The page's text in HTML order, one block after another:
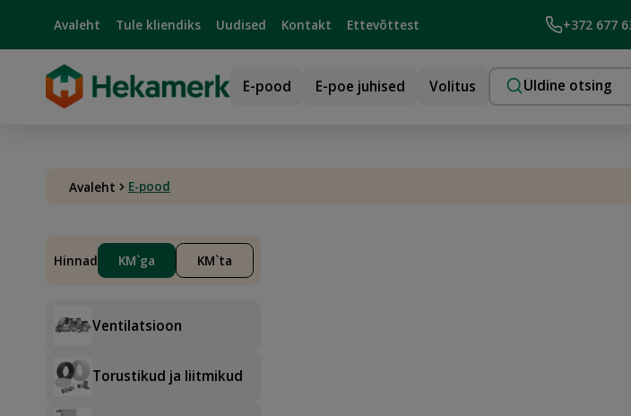
Avaleht Tule kliendiks Uudised Kontakt Ettevõttest +372 677
E-pood E-poe juhised Volitus
Avaleht E-pood
Hinnad KM`ga KM`ta
Ventilatsioon
Torustikud ja liitmikud